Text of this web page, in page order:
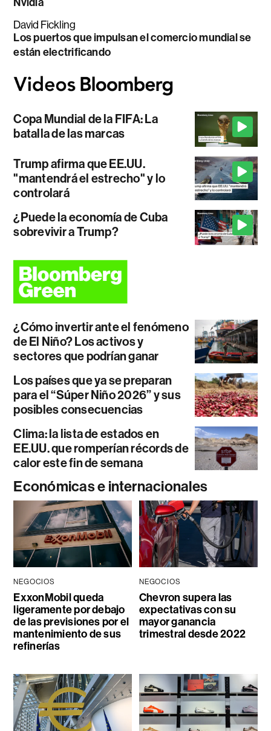
David Fickling
Los puertos que impulsan el comercio mundial se
están electrificando
Copa Mundial de la FIFA: La
batalla de las marcas
Trump afirma que EE.UU.
"mantendrá el estrecho" y lo
controlará
¿Puede la economía de Cuba
sobrevivir a Trump?
¿Cómo invertir ante el fenómeno
de El Niño? Los activos y
sectores que podrían ganar
Los países que ya se preparan
para el “Súper Niño 2026” y sus
posibles consecuencias
Clima: la lista de estados en
EE.UU. que romperían récords de
calor este fin de semana
Económicas e internacionales
NEGOCIOS
ExxonMobil queda
ligeramente por debajo
de las previsiones por el
mantenimiento de sus
refinerías
NEGOCIOS
Chevron supera las
expectativas con su
mayor ganancia
trimestral desde 2022